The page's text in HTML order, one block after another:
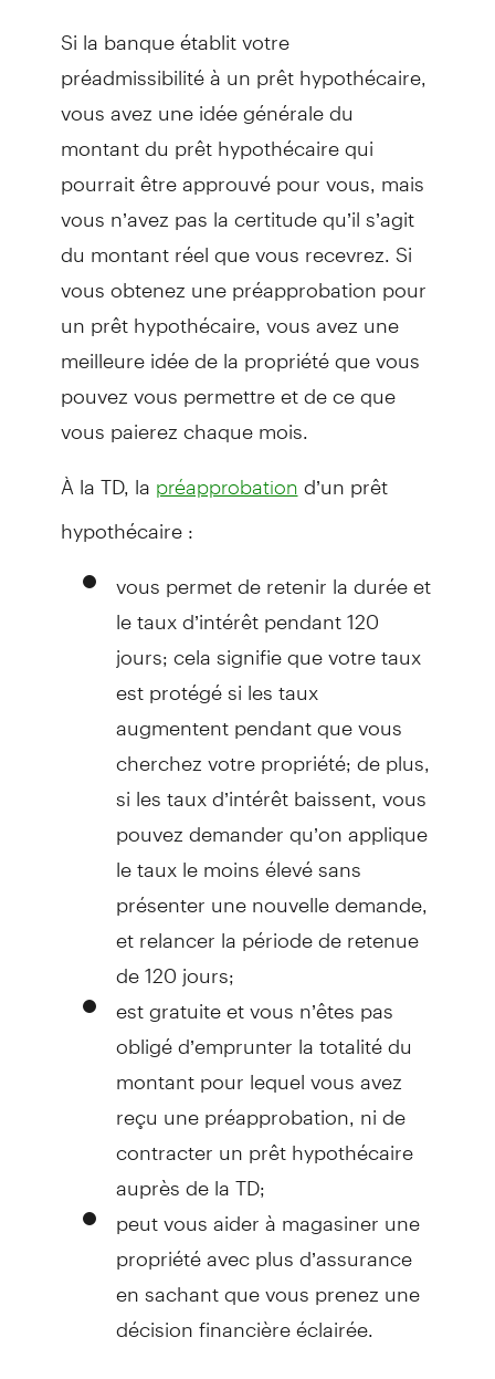
Si la banque établit votre
préadmissibilité à un prêt hypothécaire,
vous avez une idée générale du
montant du prêt hypothécaire qui
pourrait être approuvé pour vous, mais
vous n’avez pas la certitude qu’il s’agit
du montant réel que vous recevrez. Si
vous obtenez une préapprobation pour
un prêt hypothécaire, vous avez une
meilleure idée de la propriété que vous
pouvez vous permettre et de ce que
vous paierez chaque mois.
À la TD, la préapprobation d’un prêt
hypothécaire :
vous permet de retenir la durée et
le taux d’intérêt pendant 120
jours; cela signifie que votre taux
est protégé si les taux
augmentent pendant que vous
cherchez votre propriété; de plus,
si les taux d’intérêt baissent, vous
pouvez demander qu’on applique
le taux le moins élevé sans
présenter une nouvelle demande,
et relancer la période de retenue
de 120 jours;
est gratuite et vous n’êtes pas
obligé d’emprunter la totalité du
montant pour lequel vous avez
reçu une préapprobation, ni de
contracter un prêt hypothécaire
auprès de la TD;
peut vous aider à magasiner une
propriété avec plus d’assurance
en sachant que vous prenez une
décision financière éclairée.